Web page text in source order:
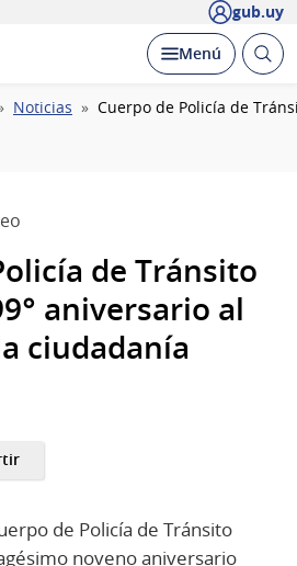
gub.uy
Desplegar
Menú Abrir
Noticias Cuerpo de Policía de
de Tránsito
aniversario al
ciudadanía
de Policía de Tránsito
noveno aniversario